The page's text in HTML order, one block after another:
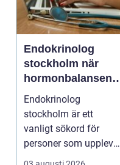
Endokrinolog
stockholm när
hormonbalansen
behöver
specialistvård
Endokrinolog
stockholm är ett
vanligt sökord för
personer som upplever
trötthet,